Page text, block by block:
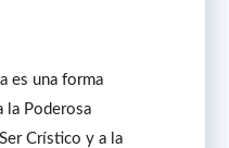
es una forma
la Poderosa
Crístico y a la